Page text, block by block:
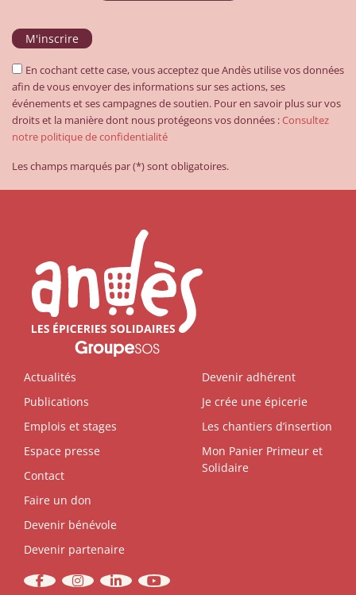
En cochant cette case, vous acceptez que Andès utilise vos données
afin de vous envoyer des informations sur ses actions, ses
événements et ses campagnes de soutien. Pour en savoir plus sur vos
droits et la manière dont nous protégeons vos données :Consultez
notre politique de confidentialité
Les champs marqués par (*) sont obligatoires.
Actualités
Publications
Emplois et stages
Espace presse
Contact
Devenir adhérent
Je crée une épicerie
Les chantiers d’insertion
Mon Panier Primeur et
Solidaire
Faire un don
Devenir bénévole
Devenir partenaire